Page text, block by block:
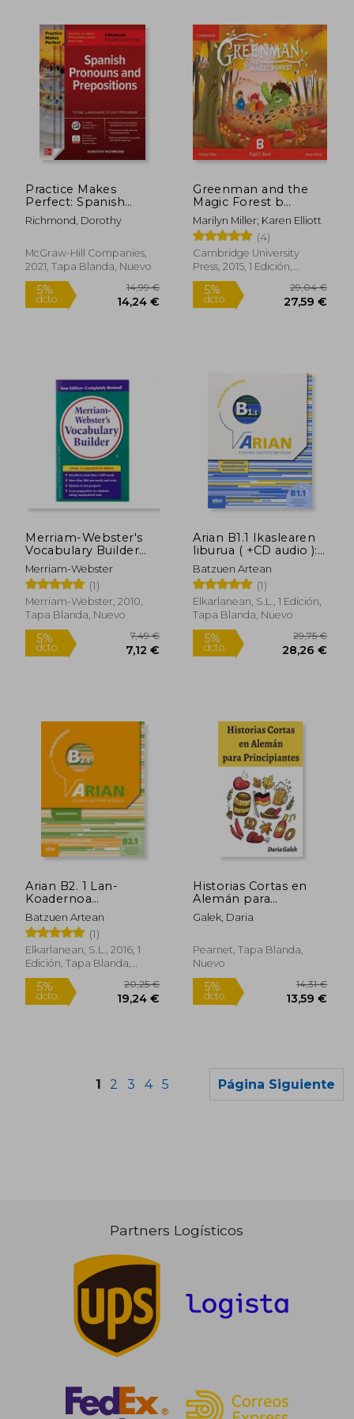
5%
dcto. 28,50 €
5%
dcto.
dcto. 29,45 €
5%
dcto.
5%
dcto.
Practice Makes
Perfect: Spanish
Pronouns and
Prepositions,
Edition (Ntc Foreign
Language) (en Inglés)
Richmond, Dorothy
McGraw-Hill Companies,
2021, Tapa Blanda, Nuevo
14,99 €
Greenman and the
Magic Forest b
Pupil'S Book With
Stickers and Pop-
Outs -
9788490368343 (en
Inglés)
Marilyn Miller; Karen Elliott
(4)
Cambridge University
Press, 2015, 1 Edición,
Encuadernación En Espiral,
Nuevo
Merriam-Webster's
Vocabulary Builder
(en Inglés)
Merriam-Webster
(1)
Merriam-Webster, 2010,
Tapa Blanda, Nuevo
Arian B1.1 Ikaslearen
liburua ( +CD audio ):
(Erantzunak eta
transkripzioak)
Batzuen Artean
(1)
Elkarlanean, S.L., 1 Edición,
Tapa Blanda, Nuevo
Arian B2. 1 Lan-
Koadernoa
(+Erantzunak) (en
Euskera)
Batzuen Artean
(1)
Elkarlanean, S.L., 2016, 1
Edición, Tapa Blanda,
Nuevo
Historias Cortas en
Alemán para
Principiantes
Galek, Daria
Pearnet, Tapa Blanda,
Nuevo
1 2 3 4 5 Página Siguiente
Partners Logísticos